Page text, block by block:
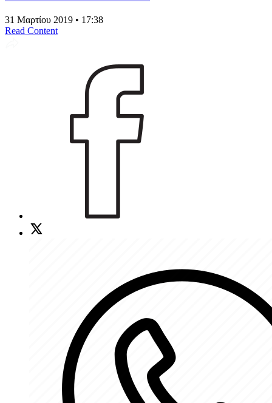
31 Μαρτίου 2019 • 17:38
Read Content